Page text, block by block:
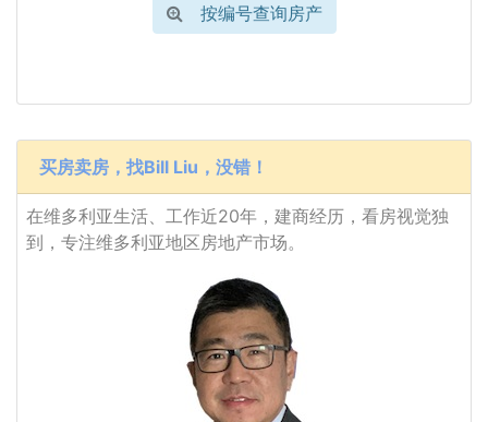
按编号查询房产
买房卖房，找Bill Liu，没错！
在维多利亚生活、工作近20年，建商经历，看房视觉独
到，专注维多利亚地区房地产市场。